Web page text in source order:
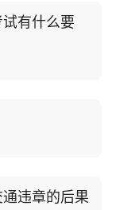
有什么要
违章的后果